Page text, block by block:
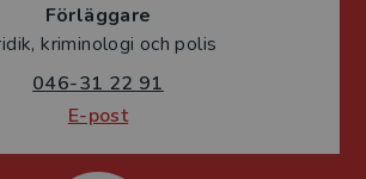
Förläggare
kriminologi och polis
046-31 22 91
E-post